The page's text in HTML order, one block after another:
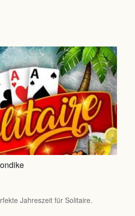
Jahreszeit für Solitaire.